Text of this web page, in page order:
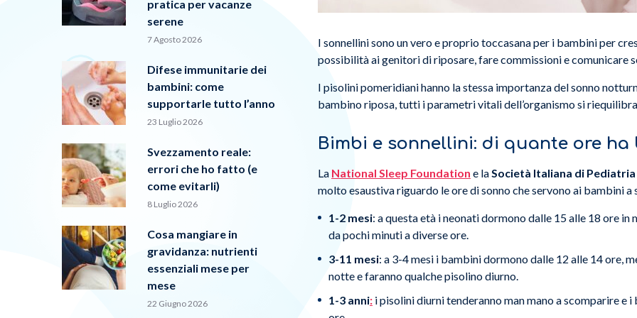
pratica per vacanze
serene
7 Agosto 2026
Difese immunitarie dei
bambini: come
supportarle tutto l’anno
23 Luglio 2026
Svezzamento reale:
errori che ho fatto (e
come evitarli)
8 Luglio 2026
Cosa mangiare in
gravidanza: nutrienti
essenziali mese per
mese
22 Giugno 2026
I sonnellini sono un vero e proprio toccasana per i bambini per
possibilità ai genitori di riposare, fare commissioni e comunicare
I pisolini pomeridiani hanno la stessa importanza del sonno
bambino riposa, tutti i parametri vitali dell’organismo si
Bimbi e sonnellini: di quante ore
La National Sleep Foundation e laSocietà Italiana di
molto esaustiva riguardo le ore di sonno che servono ai bambini a
1-2 mesi: a questa età i neonati dormono dalle 15 alle 18 ore
da pochi minuti a diverse ore.
3-11 mesi: a 3-4 mesi i bambini dormono dalle 12 alle 14 ore,
notte e faranno qualche pisolino diurno.
1-3 anni: i pisolini diurni tenderanno man mano a scomparire